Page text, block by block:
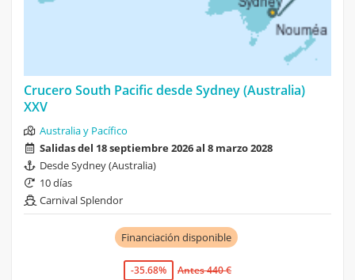
Crucero South Pacific desde Sydney (Australia)
XXV
Australia y Pacífico
Salidas del 18 septiembre 2026 al 8 marzo 2028
Desde Sydney (Australia)
10 días
Carnival Splendor
Financiación disponible
-35.68%
Antes 440 €